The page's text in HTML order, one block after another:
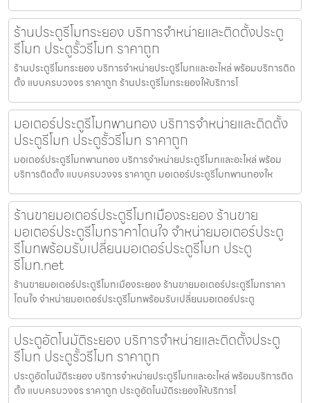
ร้านประตูรีโมทระยอง บริการจำหน่ายและติดตั้งประตู
รีโมท ประตูรั้วรีโมท ราคาถูก
ร้านประตูรีโมทระยอง บริการจำหน่ายประตูรีโมทและอะไหล่ พร้อมบริการติด
ตั้ง แบบครบวงจร ราคาถูก ร้านประตูรีโมทระยองให้บริการโ
มอเตอร์ประตูรีโมทพานทอง บริการจำหน่ายและติดตั้ง
ประตูรีโมท ประตูรั้วรีโมท ราคาถูก
มอเตอร์ประตูรีโมทพานทอง บริการจำหน่ายประตูรีโมทและอะไหล่ พร้อม
บริการติดตั้ง แบบครบวงจร ราคาถูก มอเตอร์ประตูรีโมทพานทองให
ร้านขายมอเตอร์ประตูรีโมทเมืองระยอง ร้านขาย
มอเตอร์ประตูรีโมทราคาโดนใจ จำหน่ายมอเตอร์ประตู
รีโมทพร้อมรับเปลี่ยนมอเตอร์ประตูรีโมท ประตู
รีโมท.net
ร้านขายมอเตอร์ประตูรีโมทเมืองระยอง ร้านขายมอเตอร์ประตูรีโมทราคา
โดนใจ จำหน่ายมอเตอร์ประตูรีโมทพร้อมรับเปลี่ยนมอเตอร์ประตู
ประตูอัตโนมัติระยอง บริการจำหน่ายและติดตั้งประตู
รีโมท ประตูรั้วรีโมท ราคาถูก
ประตูอัตโนมัติระยอง บริการจำหน่ายประตูรีโมทและอะไหล่ พร้อมบริการติด
ตั้ง แบบครบวงจร ราคาถูก ประตูอัตโนมัติระยองให้บริการโ